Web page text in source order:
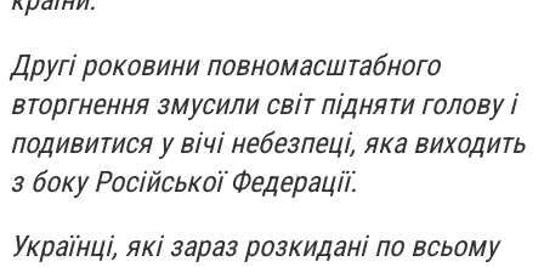
Другі роковини повномасштабного
вторгнення змусили світ підняти голову і
подивитися у вічі небезпеці, яка виходить
з боку Російської Федерації.
Українці, які зараз розкидані по всьому